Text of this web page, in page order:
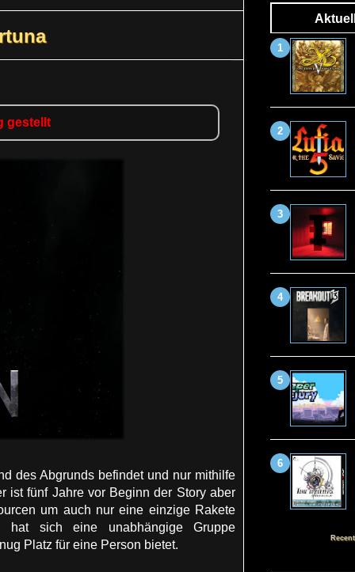
gestellt
des Abgrunds befindet und nur mithilfe
ist fünf Jahre vor Beginn der Story aber
um auch nur eine einzige Rakete
hat sich eine unabhängige Gruppe
Platz für eine Person bietet.